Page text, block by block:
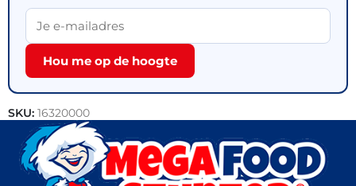
Hou me op de hoogte
SKU: 16320000
Categorieën:Bakkerij